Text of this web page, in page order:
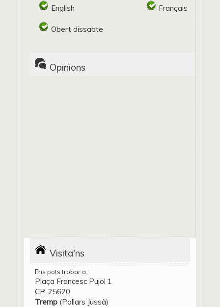
English Français
Obert dissabte
Opinions
Visita'ns
Ens pots trobar a:
Plaça Francesc Pujol 1
CP. 25620
Tremp (Pallars Jussà)